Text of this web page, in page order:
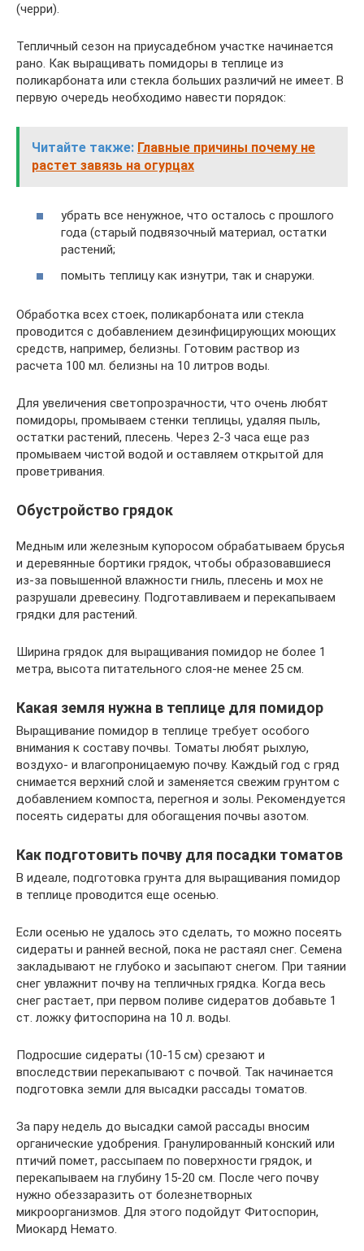
(черри).
Тепличный сезон на приусадебном участке начинается
рано. Как выращивать помидоры в теплице из
поликарбоната или стекла больших различий не имеет. В
первую очередь необходимо навести порядок:
Читайте также: Главные причины почему не
растет завязь на огурцах
убрать все ненужное, что осталось с прошлого
года (старый подвязочный материал, остатки
растений;
помыть теплицу как изнутри, так и снаружи.
Обработка всех стоек, поликарбоната или стекла
проводится с добавлением дезинфицирующих моющих
средств, например, белизны. Готовим раствор из
расчета 100 мл. белизны на 10 литров воды.
Для увеличения светопрозрачности, что очень любят
помидоры, промываем стенки теплицы, удаляя пыль,
остатки растений, плесень. Через 2-3 часа еще раз
промываем чистой водой и оставляем открытой для
проветривания.
Обустройство грядок
Медным или железным купоросом обрабатываем брусья
и деревянные бортики грядок, чтобы образовавшиеся
из-за повышенной влажности гниль, плесень и мох не
разрушали древесину. Подготавливаем и перекапываем
грядки для растений.
Ширина грядок для выращивания помидор не более 1
метра, высота питательного слоя-не менее 25 см.
Какая земля нужна в теплице для помидор
Выращивание помидор в теплице требует особого
внимания к составу почвы. Томаты любят рыхлую,
воздухо- и влагопроницаемую почву. Каждый год с гряд
снимается верхний слой и заменяется свежим грунтом с
добавлением компоста, перегноя и золы. Рекомендуется
посеять сидераты для обогащения почвы азотом.
Как подготовить почву для посадки томатов
В идеале, подготовка грунта для выращивания помидор
в теплице проводится еще осенью.
Если осенью не удалось это сделать, то можно посеять
сидераты и ранней весной, пока не растаял снег. Семена
закладывают не глубоко и засыпают снегом. При таянии
снег увлажнит почву на тепличных грядка. Когда весь
снег растает, при первом поливе сидератов добавьте 1
ст. ложку фитоспорина на 10 л. воды.
Подросшие сидераты (10-15 см) срезают и
впоследствии перекапывают с почвой. Так начинается
подготовка земли для высадки рассады томатов.
За пару недель до высадки самой рассады вносим
органические удобрения. Гранулированный конский или
птичий помет, рассыпаем по поверхности грядок, и
перекапываем на глубину 15-20 см. После чего почву
нужно обеззаразить от болезнетворных
микроорганизмов. Для этого подойдут Фитоспорин,
Миокард Немато.